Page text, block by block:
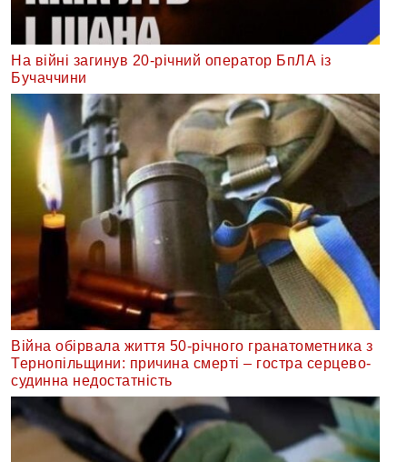
На війні загинув 20-річний оператор БпЛА із
Бучаччини
Війна обірвала життя 50-річного гранатометника з
Тернопільщини: причина смерті – гостра серцево-
судинна недостатність